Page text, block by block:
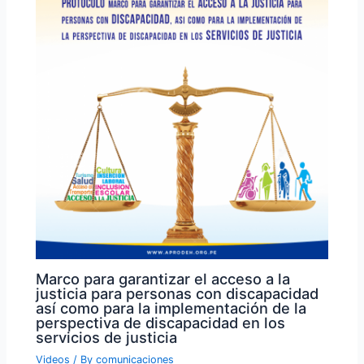
Marco para garantizar el acceso a la
justicia para personas con discapacidad
así como para la implementación de la
perspectiva de discapacidad en los
servicios de justicia
Videos / Bycomunicaciones